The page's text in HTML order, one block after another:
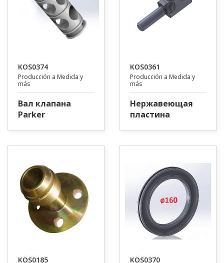
KOS0374
Producción a Medida y
más
Вал клапана
Parker
KOS0361
Producción a Medida y
más
Нержавеющая
пластина
KOS0185 KOS0370